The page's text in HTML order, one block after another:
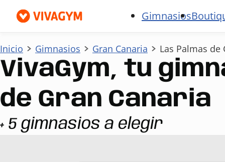
Gimnasios
Inicio Gimnasios Gran Canaria Las Palmas de
VivaGym, tu
de Gran Canaria
+ 5 gimnasios a elegir